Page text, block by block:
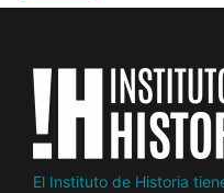
El Instituto de Historia